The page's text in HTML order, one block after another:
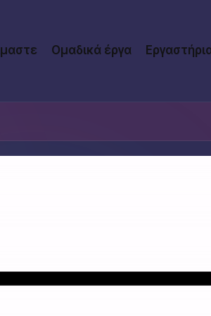
Ομαδικά έργα